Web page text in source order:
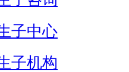
子中心
子机构